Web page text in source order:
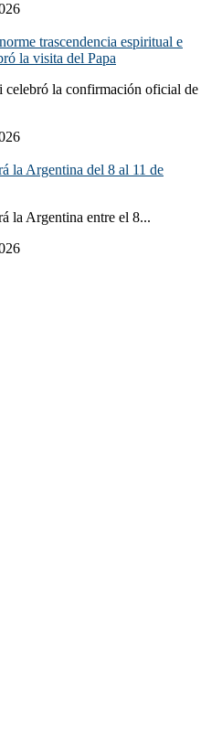
trascendencia espiritual e
la visita del Papa
celebró la confirmación oficial de
la Argentina del 8 al 11 de
la Argentina entre el 8...